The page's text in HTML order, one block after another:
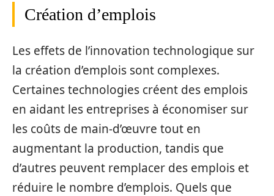
Création d’emplois
Les effets de l’innovation technologique sur
la création d’emplois sont complexes.
Certaines technologies créent des emplois
en aidant les entreprises à économiser sur
les coûts de main-d’œuvre tout en
augmentant la production, tandis que
d’autres peuvent remplacer des emplois et
réduire le nombre d’emplois. Quels que